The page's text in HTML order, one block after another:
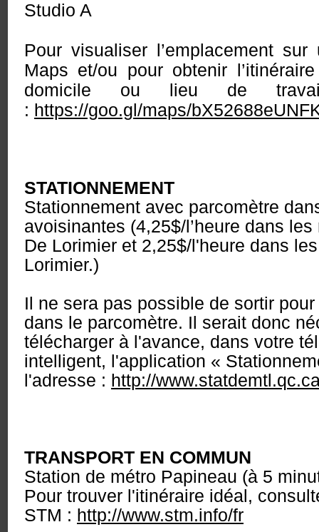
Studio A
Pour visualiser l’emplacement
Maps et/ou pour obtenir
domicile ou lieu de
: https://goo.gl/maps/
STATIONNEMENT
Stationnement avec parcomètre
avoisinantes (4,25$/l’heure dans les
De Lorimier et 2,25$/l'heure dans
Lorimier.)
Il ne sera pas possible de sortir
dans le parcomètre. Il serait donc
télécharger à l'avance, dans votre
intelligent, l'application «
l'adresse : http://
TRANSPORT EN COMMUN
Station de métro Papineau (à 5
Pour trouver l'itinéraire idéal,
STM : http://www.stm.info/fr